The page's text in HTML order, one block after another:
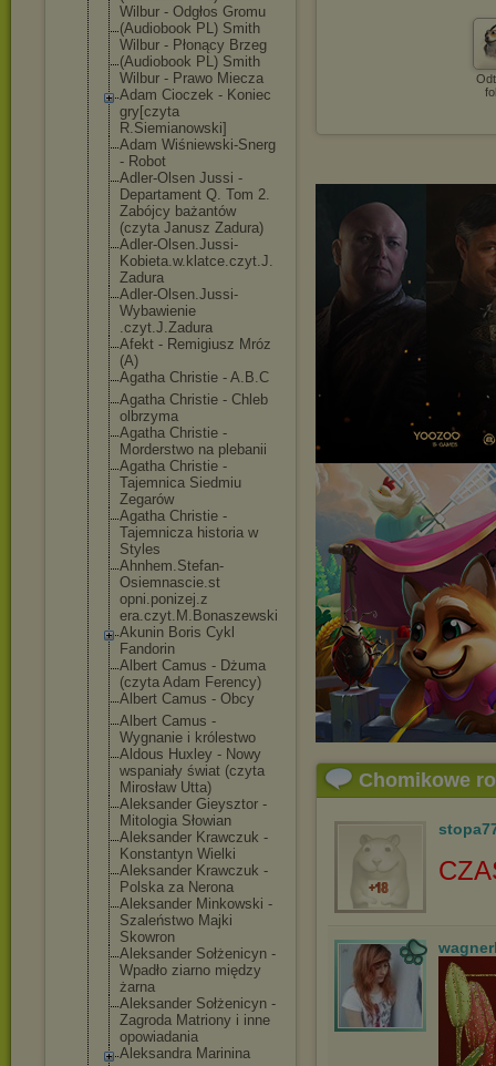
Wilbur - Odgłos Gromu
(Audiobook PL) Smith
Wilbur - Płonący Brzeg
(Audiobook PL) Smith
Wilbur - Prawo Miecza
Adam Cioczek - Koniec
gry[czyta
R.Siemianowski]
Adam Wiśniewski-Snerg
- Robot
Adler-Olsen Jussi -
Departament Q. Tom 2.
Zabójcy bażantów
(czyta Janusz Zadura)
Adler-Olsen.Jussi-
Kobieta.w. klatce.czyt.J.
Zadura
Adler-Olsen.Jussi-
Wybawienie
.czyt.J.Zadura
Afekt - Remigiusz Mróz
(A)
Agatha Christie - A.B.C
Agatha Christie - Chleb
olbrzyma
Agatha Christie -
Morderstwo na plebanii
Agatha Christie -
Tajemnica Siedmiu
Zegarów
Agatha Christie -
Tajemnicza historia w
Styles
Ahnhem.Stefan-
Osiemnascie.st
opni.ponizej.z
era.czyt.M.Bonaszewski
Akunin Boris Cykl
Fandorin
Albert Camus - Dżuma
(czyta Adam Ferency)
Albert Camus - Obcy
Albert Camus -
Wygnanie i królestwo
Aldous Huxley - Nowy
wspaniały świat (czyta
Mirosław Utta)
Aleksander Gieysztor -
Mitologia Słowian
Aleksander Krawczuk -
Konstantyn Wielki
Aleksander Krawczuk -
Polska za Nerona
Aleksander Minkowski -
Szaleństwo Majki
Skowron
Aleksander Sołżenicyn -
Wpadło ziarno między
żarna
Aleksander Sołżenicyn -
Zagroda Matriony i inne
opowiadania
Aleksandra Marinina
Chomikowe